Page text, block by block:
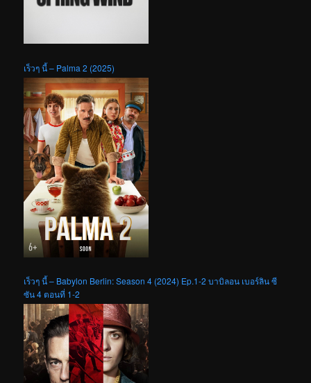
เร็วๆ นี้ – Palma 2 (2025)
เร็วๆ นี้ – Babylon Berlin: Season 4 (2024) Ep.1-2 บาบิลอน เบอร์ลิน ซี
ซัน 4 ตอนที่ 1-2